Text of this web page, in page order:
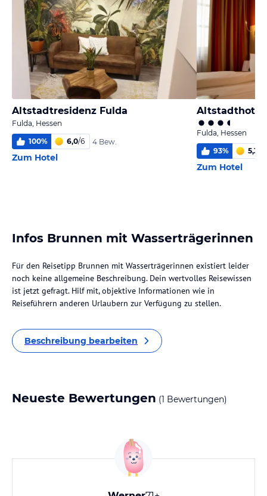
Altstadtresidenz Fulda
Fulda, Hessen
100% 6,0/6 4 Bew.
Zum Hotel
Altstadthotel
Fulda, Hessen
93% 5,3
Zum Hotel
Infos Brunnen mit Wasserträgerinnen
Für den Reisetipp Brunnen mit Wasserträgerinnen existiert leider
noch keine allgemeine Beschreibung. Dein wertvolles Reisewissen
ist jetzt gefragt. Hilf mit, objektive Informationen wie in
Reiseführern anderen Urlaubern zur Verfügung zu stellen.
Beschreibung bearbeiten
Neueste Bewertungen (1 Bewertungen)